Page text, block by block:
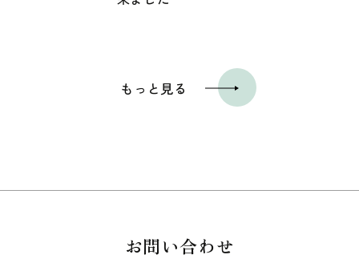
もっと見る
お問い合わせ